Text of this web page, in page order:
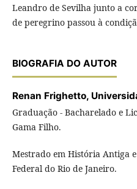
Leandro de Sevilha junto a
de peregrino passou à
BIOGRAFIA DO AUTOR
Renan Frighetto,
Graduação - Bacharelado e
Gama Filho.
Mestrado em História Antiga
Federal do Rio de Janeiro.